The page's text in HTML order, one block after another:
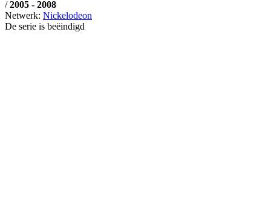
/ 2005 - 2008
Netwerk: Nickelodeon
De serie is beëindigd